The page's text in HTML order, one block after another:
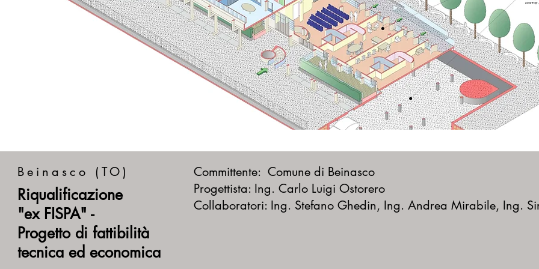
Beinasco (TO)
Riqualificazione
"ex FISPA" -
Progetto di fattibilità
tecnica ed economica
Committente: Comune di Beinasco
Progettista: Ing. Carlo Luigi Ostorero
Collaboratori: Ing. Stefano Ghedin, Ing. Andrea Mirabile, Ing.